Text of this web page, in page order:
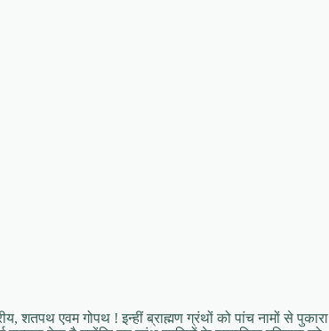
शतपथ एवम गोपथ ! इन्हीं ब्राह्मण ग्रंथों को पांच नामों से पुकारा